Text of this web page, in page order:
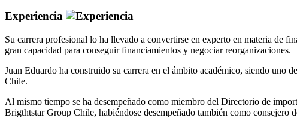
Experiencia
Su carrera profesional lo ha llevado a convertirse en experto en materia de
gran capacidad para conseguir financiamientos y negociar reorganizaciones.
Juan Eduardo ha construido su carrera en el ámbito académico, siendo uno
Chile.
Al mismo tiempo se ha desempeñado como miembro del Directorio de
Brigthtstar Group Chile, habiéndose desempeñado también como consejero